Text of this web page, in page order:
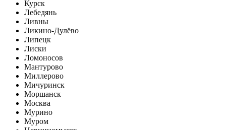
Курск
Лебедянь
Ливны
Ликино-Дулёво
Липецк
Лиски
Ломоносов
Мантурово
Миллерово
Мичуринск
Моршанск
Москва
Мурино
Муром